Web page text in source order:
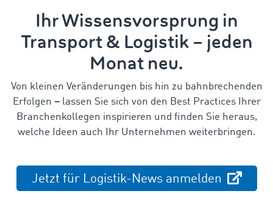
Ihr Wissensvorsprung in
Transport & Logistik – jeden
Monat neu.
Von kleinen Veränderungen bis hin zu bahnbrechenden
Erfolgen –lassen Sie sich von den Best Practices Ihrer
Branchenkollegen inspirieren und finden Sie heraus,
welche Ideen auch Ihr Unternehmen weiterbringen.
Jetzt für Logistik-News anmelden